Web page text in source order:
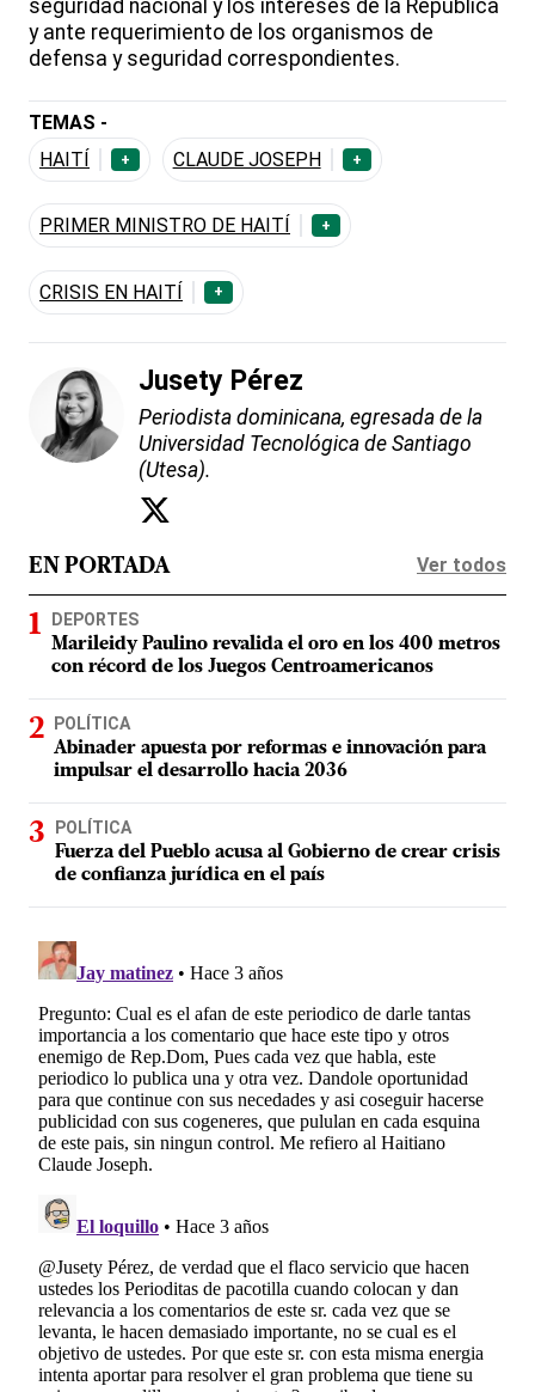
seguridad nacional y los intereses de la República
y ante requerimiento de los organismos de
defensa y seguridad correspondientes.
TEMAS -
HAITÍ
+ CLAUDE JOSEPH +
PRIMER MINISTRO DE HAITÍ +
CRISIS EN HAITÍ +
Jusety Pérez
Periodista dominicana, egresada de la
Universidad Tecnológica de Santiago
(Utesa).
EN PORTADA Ver todos
DEPORTES
Marileidy Paulino revalida el oro en los 400 metros
con récord de los Juegos Centroamericanos
POLÍTICA
Abinader apuesta por reformas e innovación para
impulsar el desarrollo hacia 2036
POLÍTICA
Fuerza del Pueblo acusa al Gobierno de crear crisis
de confianza jurídica en el país